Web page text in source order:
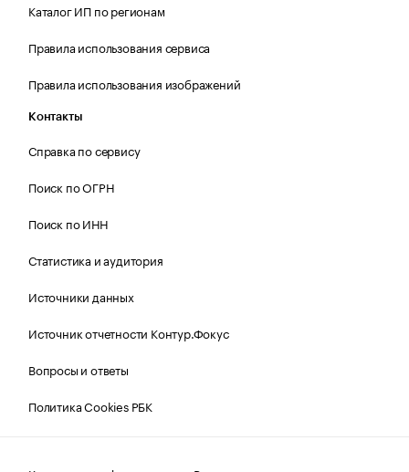
Каталог ИП по регионам
Правила использования сервиса
Правила использования изображений
Контакты
Справка по сервису
Поиск по ОГРН
Поиск по ИНН
Статистика и аудитория
Источники данных
Источник отчетности Контур.Фокус
Вопросы и ответы
Политика Cookies РБК